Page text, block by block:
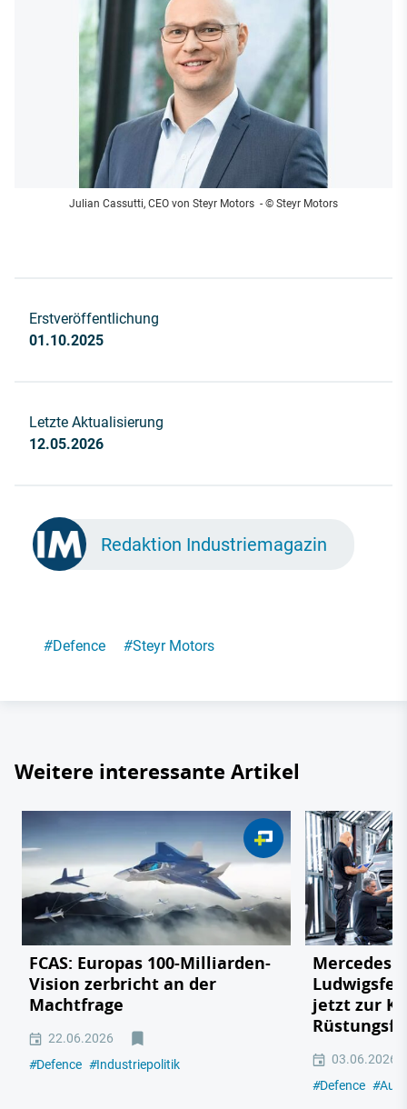
Julian Cassutti, CEO von Steyr Motors - © Steyr Motors
Erstveröffentlichung
01.10.2025
Letzte Aktualisierung
12.05.2026
Redaktion Industriemagazin
#Defence #Steyr Motors
Weitere interessante Artikel
FCAS: Europas 100-Milliarden-
Vision zerbricht an der
Machtfrage
22.06.2026
#Defence #Industriepolitik
Mercedes
jetzt zur
03.06.2026
#Defence #